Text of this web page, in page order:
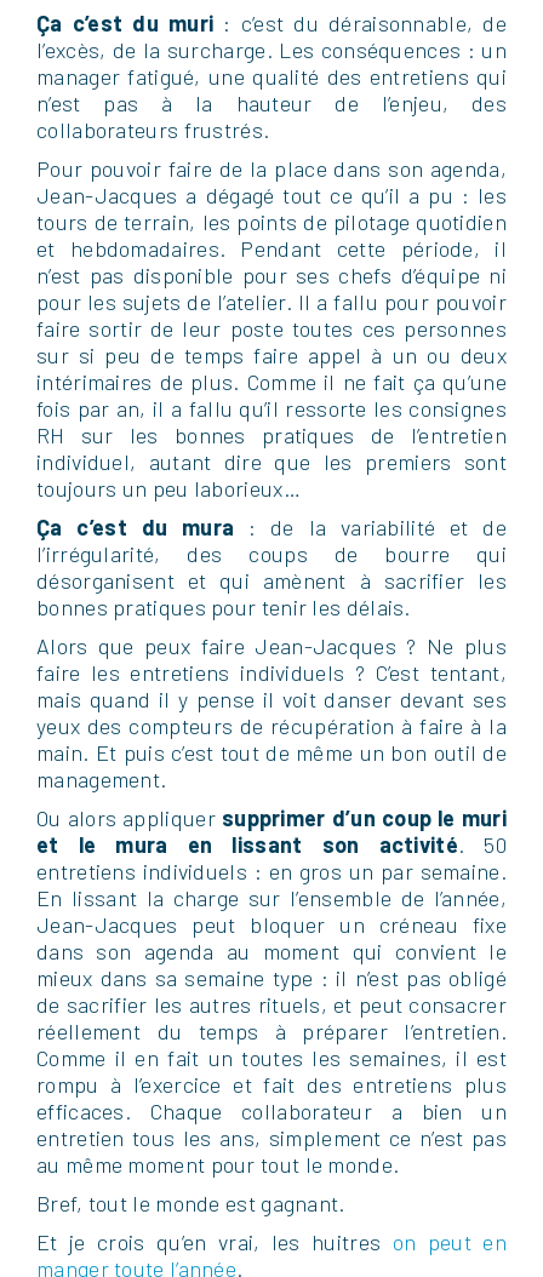
Ça c’est du muri : c’est du déraisonnable, de
l’excès, de la surcharge. Les conséquences : un
manager fatigué, une qualité des entretiens qui
n’est pas à la hauteur de l’enjeu, des
collaborateurs frustrés.
Pour pouvoir faire de la place dans son agenda,
Jean-Jacques a dégagé tout ce qu’il a pu : les
tours de terrain, les points de pilotage quotidien
et hebdomadaires. Pendant cette période, il
n’est pas disponible pour ses chefs d’équipe ni
pour les sujets de l’atelier. Il a fallu pour pouvoir
faire sortir de leur poste toutes ces personnes
sur si peu de temps faire appel à un ou deux
intérimaires de plus. Comme il ne fait ça qu’une
fois par an, il a fallu qu’il ressorte les consignes
RH sur les bonnes pratiques de l’entretien
individuel, autant dire que les premiers sont
toujours un peu laborieux…
Ça c’est du mura : de la variabilité et de
l’irrégularité, des coups de bourre qui
désorganisent et qui amènent à sacrifier les
bonnes pratiques pour tenir les délais.
Alors que peux faire Jean-Jacques ? Ne plus
faire les entretiens individuels ? C’est tentant,
mais quand il y pense il voit danser devant ses
yeux des compteurs de récupération à faire à la
main. Et puis c’est tout de même un bon outil de
management.
Ou alors appliquersupprimer d’un coup le muri
et le mura en lissant son activité. 50
entretiens individuels : en gros un par semaine.
En lissant la charge sur l’ensemble de l’année,
Jean-Jacques peut bloquer un créneau fixe
dans son agenda au moment qui convient le
mieux dans sa semaine type : il n’est pas obligé
de sacrifier les autres rituels, et peut consacrer
réellement du temps à préparer l’entretien.
Comme il en fait un toutes les semaines, il est
rompu à l’exercice et fait des entretiens plus
efficaces. Chaque collaborateur a bien un
entretien tous les ans, simplement ce n’est pas
au même moment pour tout le monde.
Bref, tout le monde est gagnant.
Et je crois qu’en vrai, les huitres on peut en
manger toute l’année.